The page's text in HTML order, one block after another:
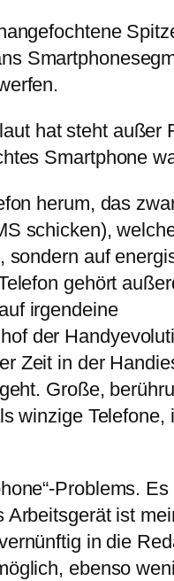
hat steht außer
Smartphone
herum, das
schicken),
sondern auf
gehört
irgendeine
der
Zeit in der
Große,
winzige
Problems.
ist
in die
ebenso